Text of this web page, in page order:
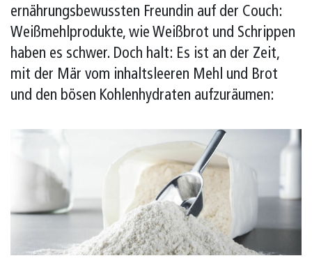
ernährungsbewussten Freundin auf der Couch:
Weißmehlprodukte, wie Weißbrot und Schrippen
haben es schwer. Doch halt: Es ist an der Zeit,
mit der Mär vom inhaltsleeren Mehl und Brot
und den bösen Kohlenhydraten aufzuräumen: